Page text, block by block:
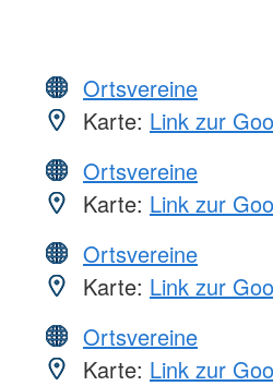
Ortsvereine
Karte: Link zur
Ortsvereine
Karte: Link zur
Ortsvereine
Karte: Link zur
Ortsvereine
Karte: Link zur